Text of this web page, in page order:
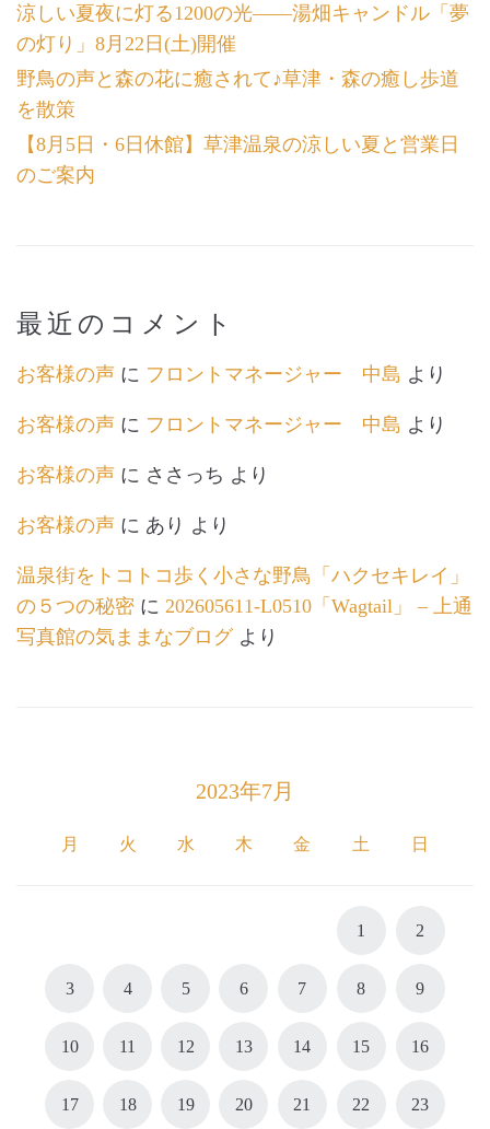
涼しい夏夜に灯る1200の光――湯畑キャンドル「夢
の灯り」8月22日(土)開催
野鳥の声と森の花に癒されて♪草津・森の癒し歩道
を散策
【8月5日・6日休館】草津温泉の涼しい夏と営業日
のご案内
最近のコメント
お客様の声 に フロントマネージャー 中島 より
お客様の声 に フロントマネージャー 中島 より
お客様の声 に ささっち より
お客様の声 に あり より
温泉街をトコトコ歩く小さな野鳥「ハクセキレイ」
の５つの秘密 に 202605611-L0510「Wagtail」 – 上通
写真館の気ままなブログより
2023年7月
月 火 水 木 金 土 日
1 2
3 4 5 6 7 8 9
10 11 12 13 14 15 16
17 18 19 20 21 22 23